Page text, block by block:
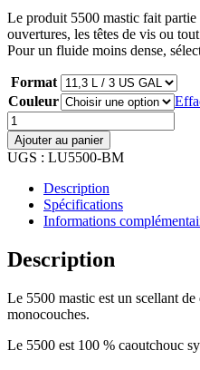
Le produit 5500 mastic fait partie
ouvertures, les têtes de vis ou
Pour un fluide moins dense,
Format
Couleur
quantité
de
5500
MASTIC
Scellant
joints
mastic
pour
de
tôle
Ajouter au panier
UGS : LU5500-BM
Description
Spécifications
Informations
Description
Le 5500 mastic est un scellant
monocouches.
Le 5500 est 100 % caoutchouc